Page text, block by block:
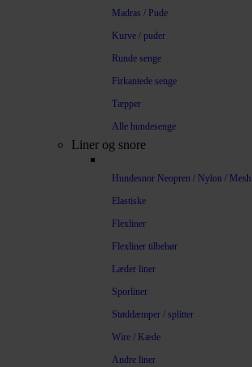
Madras / Pude
Kurve / puder
Runde senge
Firkantede senge
Tæpper
Alle hundesenge
Liner og snore
Hundesnor Neopren / Nylon / Mesh
Elastiske
Flexliner
Flexliner tilbehør
Læder liner
Sporliner
Støddæmper / splitter
Wire / Kæde
Andre liner